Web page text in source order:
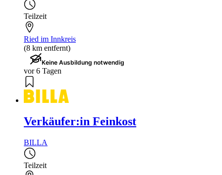
Teilzeit
Ried im Innkreis
(8 km entfernt)
Keine Ausbildung notwendig
vor 6 Tagen
Verkäufer:in Feinkost
BILLA
Teilzeit